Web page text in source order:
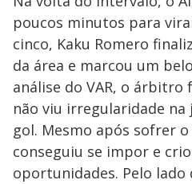
poucos minutos para
cinco, Kaku Romero
da área e marcou um
análise do VAR, o
não viu irregularidade
gol. Mesmo após sofrer
conseguiu se impor e
oportunidades. Pelo lado